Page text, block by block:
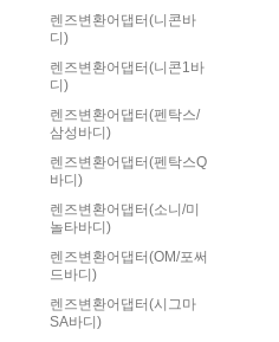
렌즈변환어댑터(니콘바
디)
렌즈변환어댑터(니콘1바
디)
렌즈변환어댑터(펜탁스/
삼성바디)
렌즈변환어댑터(펜탁스Q
바디)
렌즈변환어댑터(소니/미
놀타바디)
렌즈변환어댑터(OM/포써
드바디)
렌즈변환어댑터(시그마
SA바디)